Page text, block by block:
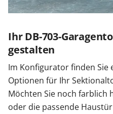
Ihr DB-703-
gestalten
Im Konfigurator finden Sie
Optionen für Ihr
Möchten Sie noch farblich
oder die passende